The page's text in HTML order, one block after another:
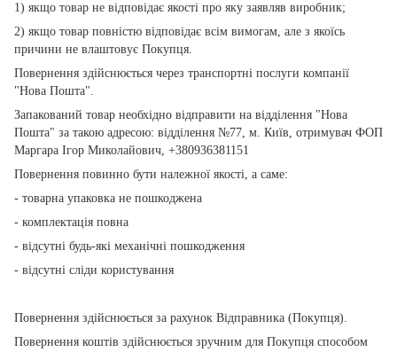
1) якщо товар не відповідає якості про яку заявляв виробник;
2) якщо товар повністю відповідає всім вимогам, але з якоїсь
причини не влаштовує Покупця.
Повернення здійснюється через транспортні послуги компанії
"Нова Пошта".
Запакований товар необхідно відправити на відділення "Нова
Пошта" за такою адресою: відділення №77, м. Київ, отримувач ФОП
Маргара Ігор Миколайович, +380936381151
Повернення повинно бути належної якості, а саме:
- товарна упаковка не пошкоджена
- комплектація повна
- відсутні будь-які механічні пошкодження
- відсутні сліди користування
Повернення здійснюється за рахунок Відправника (Покупця).
Повернення коштів здійснюється зручним для Покупця способом